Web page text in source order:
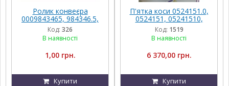
Ролик конвеєра
0009843465, 984346.5,
9843465 Claas JAGUAR
Код: 326
В наявності
1,00 грн.
Купити
П'ятка коси 0524151.0,
0524151, 05241510,
524151 Claas, Vario
Код: 1519
В наявності
6 370,00 грн.
Купити